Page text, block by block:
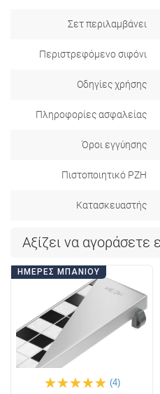
Σετ περιλαμβάνει
Περιστρεφόμενο σιφόνι
Οδηγίες χρήσης
Πληροφορίες ασφαλείας
Όροι εγγύησης
Πιστοποιητικό PZH
Κατασκευαστής
Αξίζει να αγοράσετε
ΗΜΈΡΕΣ ΜΠΆΝΙΟΥ
(4)